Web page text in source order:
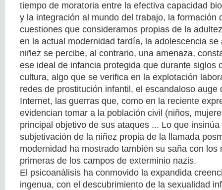
tiempo de moratoria entre la efectiva capacidad
y la integración al mundo del trabajo, la formación
cuestiones que consideramos propias de la
en la actual modernidad tardía, la adolescencia se
niñez se percibe, al contrario, una amenaza,
ese ideal de infancia protegida que durante siglos
cultura, algo que se verifica en la explotación
redes de prostitución infantil, el escandaloso auge
Internet, las guerras que, como en la reciente
evidencian tomar a la población civil (niños,
principal objetivo de sus ataques ... Lo que
subjetivación de la niñez propia de la llamada
modernidad ha mostrado también su saña con los
primeras de los campos de exterminio nazis.
El psicoanálisis ha conmovido la expandida
ingenua, con el descubrimiento de la sexualidad